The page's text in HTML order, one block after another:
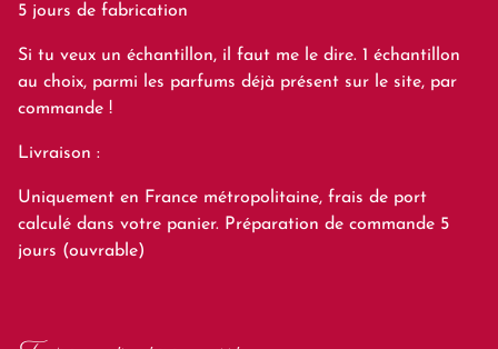
5 jours de fabrication
Si tu veux un échantillon, il faut me le dire. 1 échantillon
au choix, parmi les parfums déjà présent sur le site, par
commande !
Livraison :
Uniquement en France métropolitaine, frais de port
calculé dans votre panier. Préparation de commande 5
jours (ouvrable)